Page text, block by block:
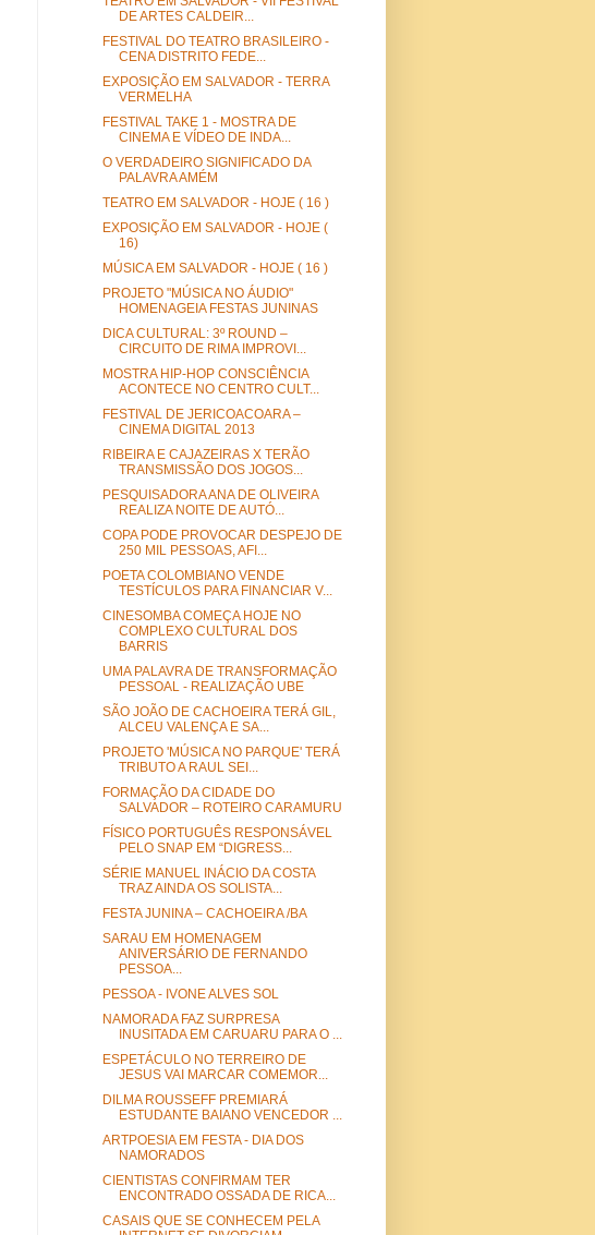
DE ARTES CALDEIR...
FESTIVAL DO TEATRO BRASILEIRO -
CENA DISTRITO FEDE...
EXPOSIÇÃO EM SALVADOR - TERRA
VERMELHA
FESTIVAL TAKE 1 - MOSTRA DE
CINEMA E VÍDEO DE INDA...
O VERDADEIRO SIGNIFICADO DA
PALAVRA AMÉM
TEATRO EM SALVADOR - HOJE ( 16 )
EXPOSIÇÃO EM SALVADOR - HOJE (
16)
MÚSICA EM SALVADOR - HOJE ( 16 )
PROJETO "MÚSICA NO ÁUDIO"
HOMENAGEIA FESTAS JUNINAS
DICA CULTURAL: 3º ROUND –
CIRCUITO DE RIMA IMPROVI...
MOSTRA HIP-HOP CONSCIÊNCIA
ACONTECE NO CENTRO CULT...
FESTIVAL DE JERICOACOARA –
CINEMA DIGITAL 2013
RIBEIRA E CAJAZEIRAS X TERÃO
TRANSMISSÃO DOS JOGOS...
PESQUISADORA ANA DE OLIVEIRA
REALIZA NOITE DE AUTÓ...
COPA PODE PROVOCAR DESPEJO DE
250 MIL PESSOAS, AFI...
POETA COLOMBIANO VENDE
TESTÍCULOS PARA FINANCIAR V...
CINESOMBA COMEÇA HOJE NO
COMPLEXO CULTURAL DOS
BARRIS
UMA PALAVRA DE TRANSFORMAÇÃO
PESSOAL - REALIZAÇÃO UBE
SÃO JOÃO DE CACHOEIRA TERÁ GIL,
ALCEU VALENÇA E SA...
PROJETO 'MÚSICA NO PARQUE' TERÁ
TRIBUTO A RAUL SEI...
FORMAÇÃO DA CIDADE DO
SALVADOR – ROTEIRO CARAMURU
FÍSICO PORTUGUÊS RESPONSÁVEL
PELO SNAP EM “DIGRESS...
SÉRIE MANUEL INÁCIO DA COSTA
TRAZ AINDA OS SOLISTA...
FESTA JUNINA – CACHOEIRA /BA
SARAU EM HOMENAGEM
ANIVERSÁRIO DE FERNANDO
PESSOA...
PESSOA - IVONE ALVES SOL
NAMORADA FAZ SURPRESA
INUSITADA EM CARUARU PARA O ...
ESPETÁCULO NO TERREIRO DE
JESUS VAI MARCAR COMEMOR...
DILMA ROUSSEFF PREMIARÁ
ESTUDANTE BAIANO VENCEDOR ...
ARTPOESIA EM FESTA - DIA DOS
NAMORADOS
CIENTISTAS CONFIRMAM TER
ENCONTRADO OSSADA DE RICA...
CASAIS QUE SE CONHECEM PELA